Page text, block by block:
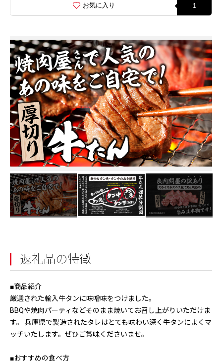
お気に入り 1
返礼品の特徴
■商品紹介
厳選された輸入牛タンに味噌味をつけました。
BBQや焼肉パーティなどそのまま焼いてお召し上がりいただけま
す。 兵庫県で製造されたタレはとても味わい深く牛タンによくマ
ッチいたします。ぜひご賞味くださいませ。
■おすすめの食べ方